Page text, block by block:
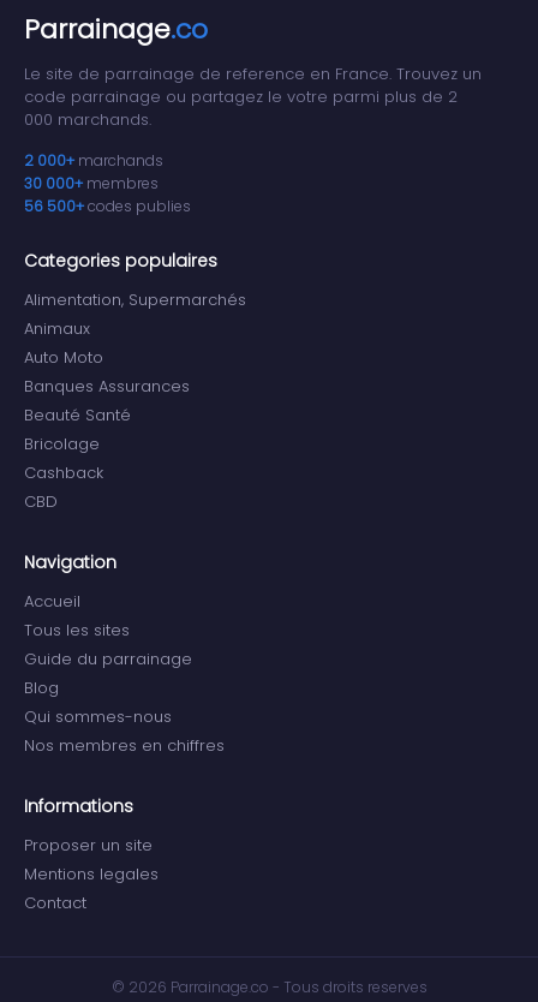
Parrainage.co
Le site de parrainage de reference en France. Trouvez un
code parrainage ou partagez le votre parmi plus de 2
000 marchands.
2 000+ marchands
30 000+ membres
56 500+codes publies
Categories populaires
Alimentation, Supermarchés
Animaux
Auto Moto
Banques Assurances
Beauté Santé
Bricolage
Cashback
CBD
Navigation
Accueil
Tous les sites
Guide du parrainage
Blog
Qui sommes-nous
Nos membres en chiffres
Informations
Proposer un site
Mentions legales
Contact
© 2026 Parrainage.co - Tous droits reserves